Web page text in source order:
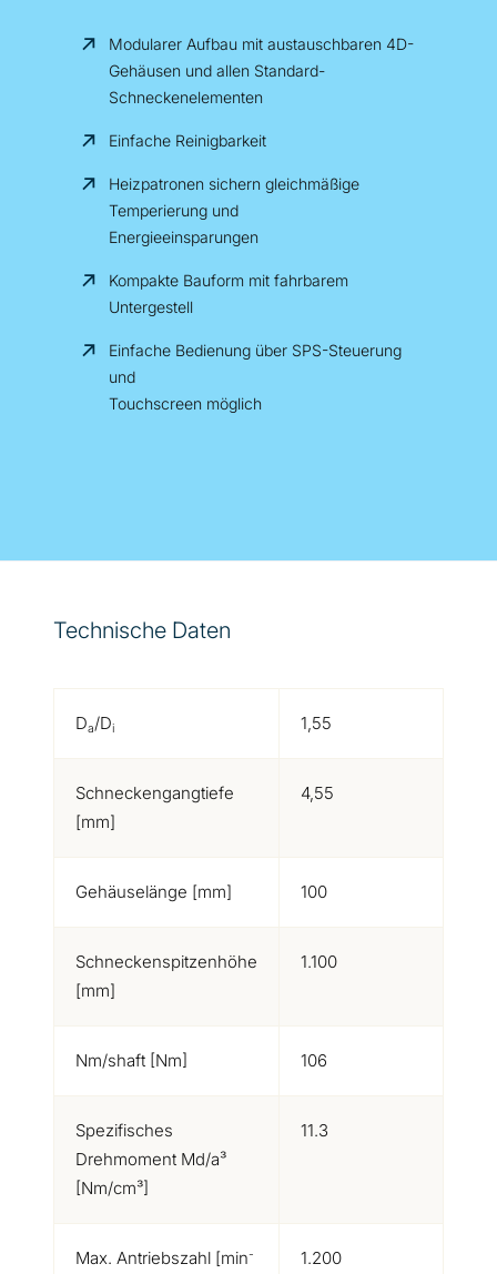
Modularer Aufbau mit austauschbaren 4D-
Gehäusen und allen Standard-
Schneckenelementen
Einfache Reinigbarkeit
Heizpatronen sichern gleichmäßige
Temperierung und
Energieeinsparungen
Kompakte Bauform mit fahrbarem
Untergestell
Einfache Bedienung über SPS-Steuerung
und
Touchscreen möglich
Technische Daten
Da/Di 1,55
Schneckengangtiefe
[mm]
4,55
Gehäuselänge [mm] 100
Schneckenspitzenhöhe
[mm]
1.100
Nm/shaft [Nm] 106
Spezifisches
Drehmoment Md/a³
[Nm/cm³]
11.3
Max. Antriebszahl [min- 1.200